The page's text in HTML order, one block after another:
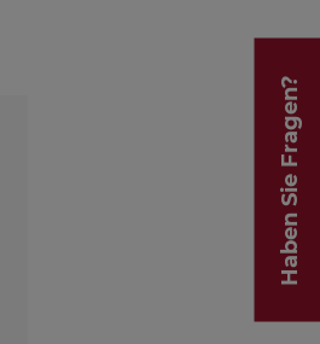
Haben Sie Fragen?